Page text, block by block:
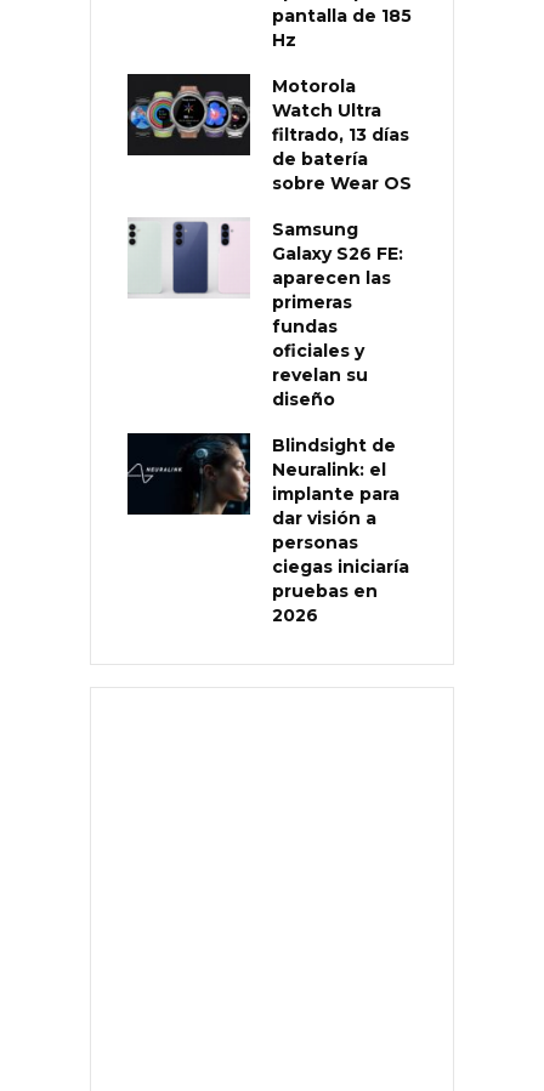
pantalla de 185
Hz
Motorola
Watch Ultra
filtrado, 13 días
de batería
sobre Wear OS
Samsung
Galaxy S26 FE:
aparecen las
primeras
fundas
oficiales y
revelan su
diseño
Blindsight de
Neuralink: el
implante para
dar visión a
personas
ciegas iniciaría
pruebas en
2026